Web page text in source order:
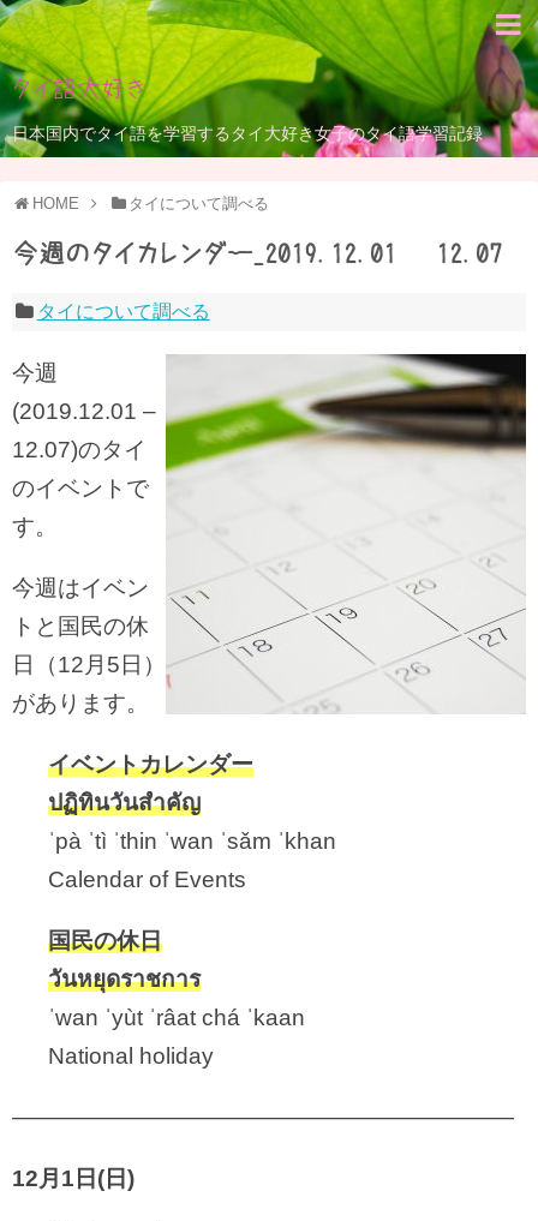
タイ語大好き
日本国内でタイ語を学習するタイ大好き女子のタイ語学習記録
HOME タイについて調べる
今週のタイカレンダー_2019.12.01 – 12.07
タイについて調べる
今週
(2019.12.01 –
12.07)のタイ
のイベントで
す。
今週はイベン
トと国民の休
日（12月5日）
があります。
イベントカレンダー
ปฏิทินวันสำคัญ
ˈpà ˈtì ˈthin ˈwan ˈsǎm ˈkhan
Calendar of Events
国民の休日
วันหยุดราชการ
ˈwan ˈyùt ˈrâat chá ˈkaan
National holiday
——————————————————————
12月1日(日)